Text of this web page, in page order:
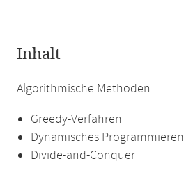
Inhalt
Algorithmische Methoden
Greedy-Verfahren
Dynamisches Programmieren
Divide-and-Conquer